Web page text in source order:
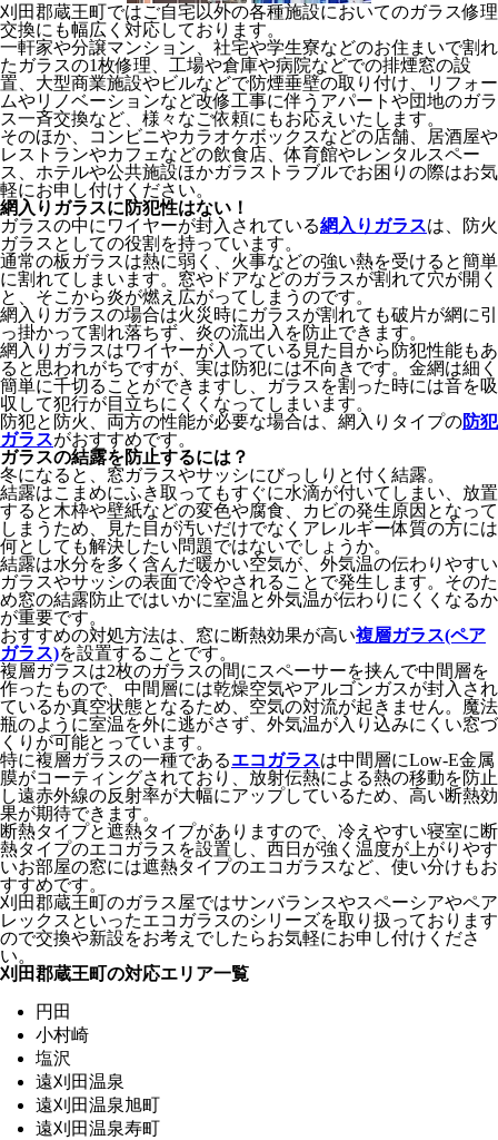
刈田郡蔵王町ではご自宅以外の各種施設においてのガラス修理
交換にも幅広く対応しております。
一軒家や分譲マンション、社宅や学生寮などのお住まいで割れ
たガラスの1枚修理、工場や倉庫や病院などでの排煙窓の設
置、大型商業施設やビルなどで防煙垂壁の取り付け、リフォー
ムやリノベーションなど改修工事に伴うアパートや団地のガラ
ス一斉交換など、様々なご依頼にもお応えいたします。
そのほか、コンビニやカラオケボックスなどの店舗、居酒屋や
レストランやカフェなどの飲食店、体育館やレンタルスペー
ス、ホテルや公共施設ほかガラストラブルでお困りの際はお気
軽にお申し付けください。
網入りガラスに防犯性はない！
ガラスの中にワイヤーが封入されている網入りガラスは、防火
ガラスとしての役割を持っています。
通常の板ガラスは熱に弱く、火事などの強い熱を受けると簡単
に割れてしまいます。窓やドアなどのガラスが割れて穴が開く
と、そこから炎が燃え広がってしまうのです。
網入りガラスの場合は火災時にガラスが割れても破片が網に引
っ掛かって割れ落ちず、炎の流出入を防止できます。
網入りガラスはワイヤーが入っている見た目から防犯性能もあ
ると思われがちですが、実は防犯には不向きです。金網は細く
簡単に千切ることができますし、ガラスを割った時には音を吸
収して犯行が目立ちにくくなってしまいます。
防犯と防火、両方の性能が必要な場合は、網入りタイプの防犯
ガラスがおすすめです。
ガラスの結露を防止するには？
冬になると、窓ガラスやサッシにびっしりと付く結露。
結露はこまめにふき取ってもすぐに水滴が付いてしまい、放置
すると木枠や壁紙などの変色や腐食、カビの発生原因となって
しまうため、見た目が汚いだけでなくアレルギー体質の方には
何としても解決したい問題ではないでしょうか。
結露は水分を多く含んだ暖かい空気が、外気温の伝わりやすい
ガラスやサッシの表面で冷やされることで発生します。そのた
め窓の結露防止ではいかに室温と外気温が伝わりにくくなるか
が重要です。
おすすめの対処方法は、窓に断熱効果が高い複層ガラス(ペア
ガラス)を設置することです。
複層ガラスは2枚のガラスの間にスペーサーを挟んで中間層を
作ったもので、中間層には乾燥空気やアルゴンガスが封入され
ているか真空状態となるため、空気の対流が起きません。魔法
瓶のように室温を外に逃がさず、外気温が入り込みにくい窓づ
くりが可能とっています。
特に複層ガラスの一種であるエコガラスは中間層にLow-E金属
膜がコーティングされており、放射伝熱による熱の移動を防止
し遠赤外線の反射率が大幅にアップしているため、高い断熱効
果が期待できます。
断熱タイプと遮熱タイプがありますので、冷えやすい寝室に断
熱タイプのエコガラスを設置し、西日が強く温度が上がりやす
いお部屋の窓には遮熱タイプのエコガラスなど、使い分けもお
すすめです。
刈田郡蔵王町のガラス屋ではサンバランスやスペーシアやペア
レックスといったエコガラスのシリーズを取り扱っております
ので交換や新設をお考えでしたらお気軽にお申し付けくださ
い。
刈田郡蔵王町の対応エリア一覧
円田
小村崎
塩沢
遠刈田温泉
遠刈田温泉旭町
遠刈田温泉寿町